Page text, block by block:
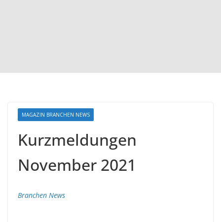
MAGAZIN BRANCHEN NEWS
Kurzmeldungen
November 2021
Branchen News